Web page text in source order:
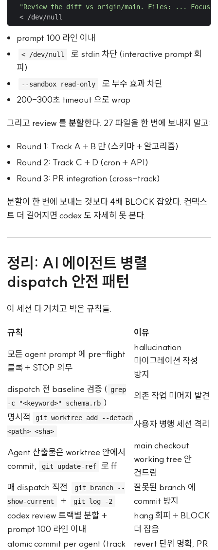
"Review the diff vs origin/main. Files: ...
prompt 100 라인 이내
< /dev/null
로 stdin 차단 (interactive prompt 회
피)
--sandbox read-only
로 부수 효과 차단
200-300초 timeout 으로 wrap
그리고 review 를 분할한다. 27 파일을 한 번에 보내지 말고:
Round 1: Track A + B 만 (스키마 + 알고리즘)
Round 2: Track C + D (cron + API)
Round 3: PR integration (cross-track)
분할이 한 번에 보내는 것보다 4배 BLOCK 잡았다. 컨텍스
트 더 길어지면 codex 도 자세히 못 본다.
정리: AI 에이전트 병렬
dispatch 안전 패턴
이 세션 다 거치고 박은 규칙들.
규칙
이유
모든 agent prompt 에 pre-flight
블록 + STOP 의무
hallucination
마이그레이션 작성
방지
dispatch 전 baseline 검증 ( grep
-c "<keyword>" schema.rb )
의존 작업 미머지 발견
명시적
git worktree add --detach
<path> <sha>
사용자 병행 세션 격리
Agent 산출물은 worktree 안에서
commit,
git update-ref 로 ff
main checkout
working tree 안
건드림
매 dispatch 직전
git branch --
show-current
+ git log -2
잘못된 branch 에
commit 방지
codex review 트랙별 분할 +
prompt 100 라인 이내
hang 회피 + BLOCK
더 잡음
atomic commit per agent (track
revert 단위 명확, PR